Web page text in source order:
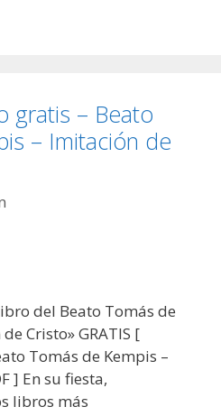
gratis – Beato
– Imitación de
del Beato Tomás de
Cristo» GRATIS [
Tomás de Kempis –
] En su fiesta,
libros más